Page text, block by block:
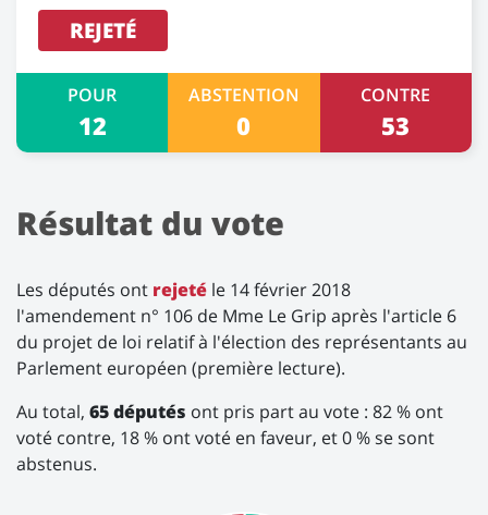
REJETÉ
POUR
12
ABSTENTION
0
CONTRE
53
Résultat du vote
Les députés ont rejeté le 14 février 2018
l'amendement n° 106 de Mme Le Grip après l'article 6
du projet de loi relatif à l'élection des représentants au
Parlement européen (première lecture).
Au total, 65 députés ont pris part au vote : 82 % ont
voté contre, 18 % ont voté en faveur, et 0 % se sont
abstenus.